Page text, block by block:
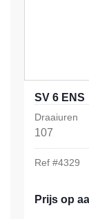
SV 6 ENS
Draaiuren
107
Ref #4329
Prijs op